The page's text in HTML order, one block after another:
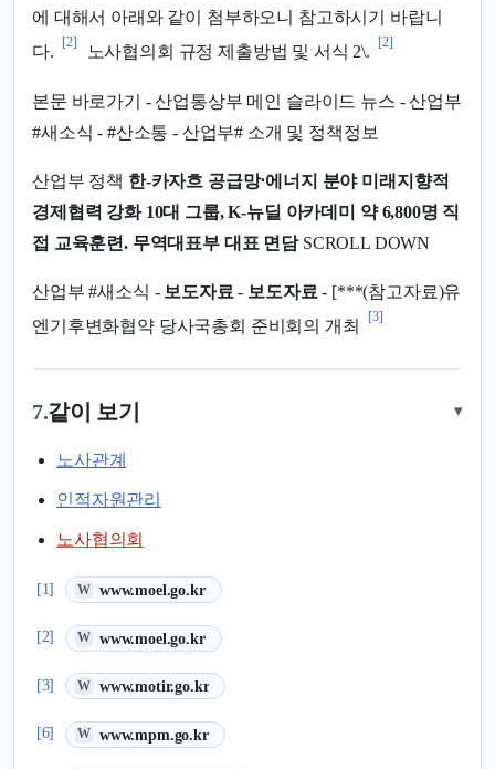
에 대해서 아래와 같이 첨부하오니 참고하시기 바랍니
다.
[2]
노사협의회 규정 제출방법 및 서식 2\.
[2]
본문 바로가기 - 산업통상부 메인 슬라이드 뉴스 - 산업부
#새소식 - #산소통 - 산업부# 소개 및 정책정보
산업부 정책 한-카자흐 공급망⋅에너지 분야 미래지향적
경제협력 강화 10대 그룹, K-뉴딜 아카데미 약 6,800명 직
접 교육훈련. 무역대표부 대표 면담SCROLL DOWN
산업부 #새소식 - 보도자료 - 보도자료 - [***(참고자료)유
엔기후변화협약 당사국총회 준비회의 개최
[3]
7.같이 보기 ▾
노사관계
인적자원관리
노사협의회
[1] W www.moel.go.kr
(새 탭에서 열림)
[2] W www.moel.go.kr
(새 탭에서 열림)
[3] W www.motir.go.kr
(새 탭에서 열림)
[6] W www.mpm.go.kr
(새 탭에서 열림)